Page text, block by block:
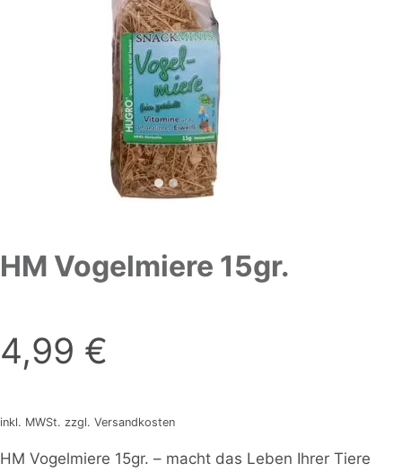
HM Vogelmiere 15gr.
4,99 €
inkl. MWSt. zzgl. Versandkosten
HM Vogelmiere 15gr. – macht das Leben Ihrer Tiere